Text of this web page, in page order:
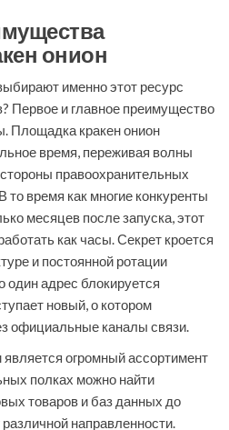
онион
именно этот ресурс
Первое и главное преимущество
Площадка кракен онион
время, переживая волны
правоохранительных
то время как многие конкуренты
месяцев после запуска, этот
как часы. Секрет кроется
и постоянной ротации
один адрес блокируется
новый, о котором
официальные каналы связи.
огромный ассортимент
полках можно найти
товаров и баз данных до
направленности.